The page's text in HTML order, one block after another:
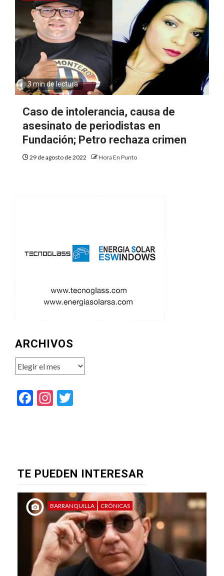
3 min de lectura
Caso de intolerancia, causa de
asesinato de periodistas en
Fundación; Petro rechaza crimen
29 de agosto de 2022 Hora En Punto
ARCHIVOS
Archivos
Facebook
Instagram
TE PUEDEN INTERESAR
BARRANQUILLA CRÓNICAS